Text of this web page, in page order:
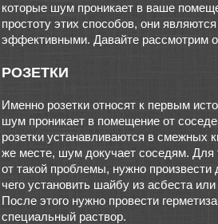
которые шум проникает в ваше
простоту этих способов, они
эффективными. Давайте рассмотрим
РОЗЕТКИ
Именно розетки относят к первым
шум проникает в помещение от
розетки устанавливаются в смежных
же месте, шум докучает соседям. Для
от такой проблемы, нужно произвести
чего установить шайбу из асбеста
После этого нужно провести
специальный раствор.